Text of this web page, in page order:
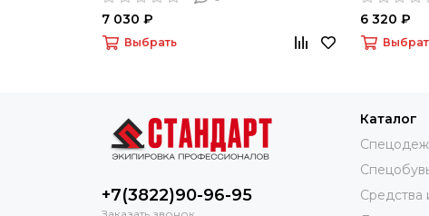
7 030 ₽
Выбрать
6 320 ₽
+7(3822)90-96-95
Каталог
Средства